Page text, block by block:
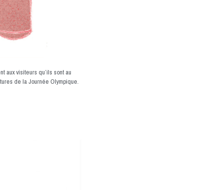
aux visiteurs qu’ils sont au
de la Journée Olympique.